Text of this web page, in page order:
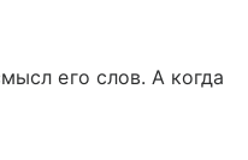
его слов. А когда